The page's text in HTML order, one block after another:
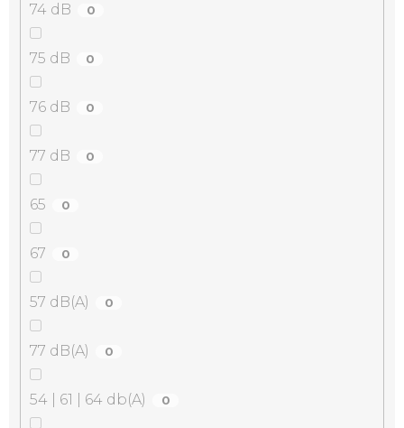
74 dB 0
75 dB 0
76 dB 0
77 dB 0
65 0
67 0
57 dB(A) 0
77 dB(A) 0
54 | 61 | 64 db(A) 0